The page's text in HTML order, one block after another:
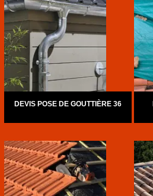
DEVIS POSE DE GOUTTIÈRE 36